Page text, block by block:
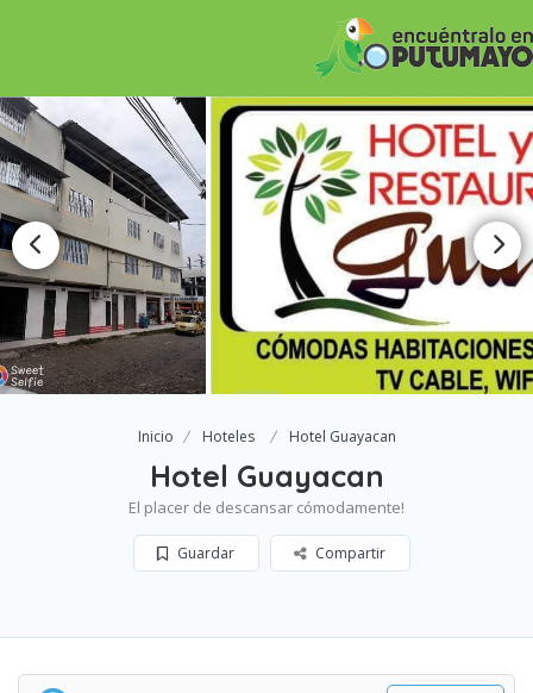
Inicio Hoteles Hotel Guayacan
Hotel Guayacan
El placer de descansar cómodamente!
Guardar Compartir